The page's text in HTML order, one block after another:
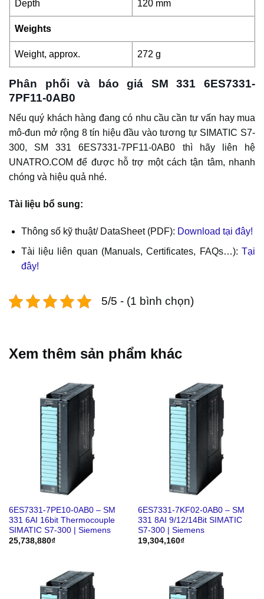
Depth 120 mm
Weights
Weight, approx. 272 g
Phân phối và báo giá SM 331 6ES7331-
7PF11-0AB0
Nếu quý khách hàng đang có nhu cầu cần tư vấn hay mua
mô-đun mở rộng 8 tín hiệu đầu vào tương tự SIMATIC S7-
300, SM 331 6ES7331-7PF11-0AB0 thì hãy liên hệ
UNATRO.COM để được hỗ trợ một cách tận tâm, nhanh
chóng và hiệu quả nhé.
Tài liệu bổ sung:
Thông số kỹ thuật/ DataSheet (PDF): Download tại đây!
Tài liệu liên quan (Manuals, Certificates, FAQs…): Tại
đây!
5/5 - (1 bình chọn)
Xem thêm sản phẩm khác
6ES7331-7PE10-0AB0 – SM
331 6AI 16bit Thermocouple
SIMATIC S7-300 | Siemens
25,738,880₫
6ES7331-7KF02-0AB0 – SM
331 8AI 9/12/14Bit SIMATIC
S7-300 | Siemens
19,304,160₫